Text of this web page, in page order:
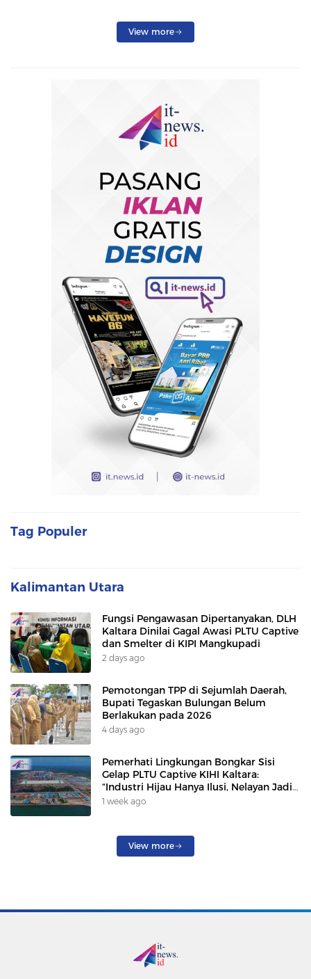
View more
Tag Populer
Kalimantan Utara
Fungsi Pengawasan Dipertanyakan, DLH
Kaltara Dinilai Gagal Awasi PLTU Captive
dan Smelter di KIPI Mangkupadi
2 days ago
Pemotongan TPP di Sejumlah Daerah,
Bupati Tegaskan Bulungan Belum
Berlakukan pada 2026
4 days ago
Pemerhati Lingkungan Bongkar Sisi
Gelap PLTU Captive KIHI Kaltara:
“Industri Hijau Hanya Ilusi, Nelayan Jadi
Korban”
1 week ago
View more